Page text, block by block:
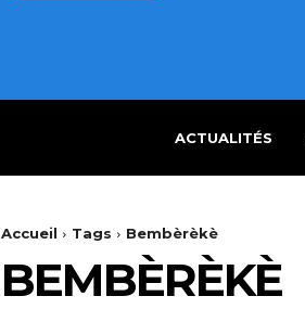
ACTUALITÉS
Accueil Tags Bembèrèkè
BEMBÈRÈKÈ